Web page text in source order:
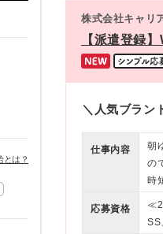
とは？
株式会社キャリ
【派遣登録
＼人気ブラン
仕事内容
朝
の
時
応募資格
SS